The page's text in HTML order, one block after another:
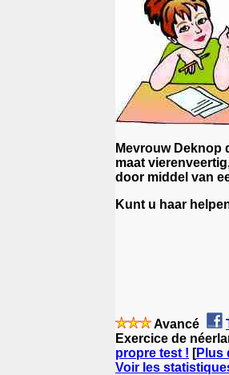
Mevrouw Deknop
maat
door middel van
Kunt u haar
Avancé
Exercice de
propre test ! [Plus
Voir les